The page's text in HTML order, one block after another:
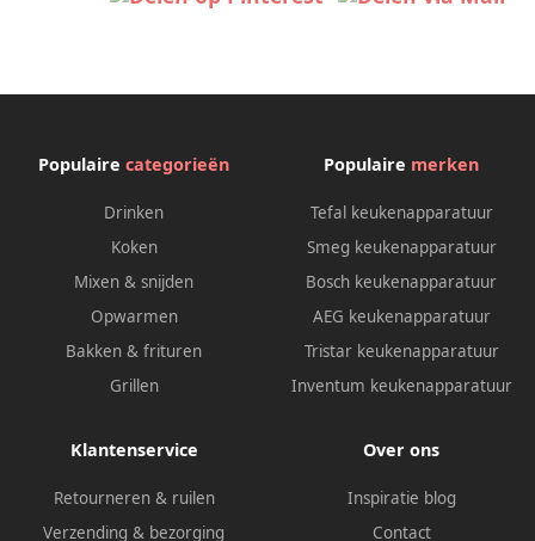
Populaire categorieën
Drinken
Koken
Mixen & snijden
Opwarmen
Bakken & frituren
Grillen
Populaire merken
Tefal keukenapparatuur
Smeg keukenapparatuur
Bosch keukenapparatuur
AEG keukenapparatuur
Tristar keukenapparatuur
Inventum keukenapparatuur
Klantenservice
Retourneren & ruilen
Verzending & bezorging
Over ons
Inspiratie blog
Contact